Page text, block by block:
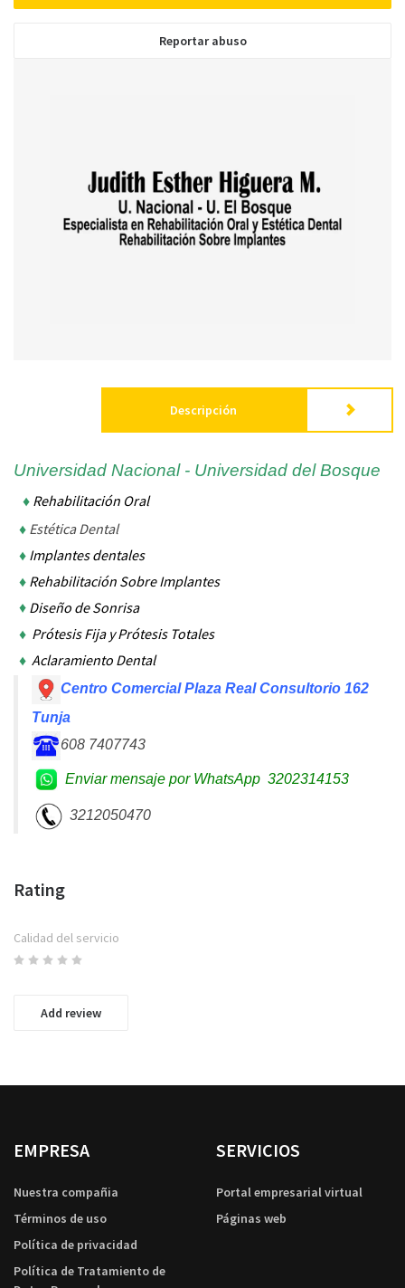
Reportar abuso
Descripción
Universidad Nacional - Universidad del Bosque
♦ Rehabilitación Oral
♦ Estética Dental
♦ Implantes dentales
♦ Rehabilitación Sobre Implantes
♦ Diseño de Sonrisa
♦ Prótesis Fija y Prótesis Totales
♦ Aclaramiento Dental
Centro Comercial Plaza Real Consultorio 162
Tunja
608 7407743
Enviar mensaje por WhatsApp 3202314153
3212050470
Rating
Calidad del servicio
Add review
EMPRESA
Nuestra compañia
Términos de uso
Política de privacidad
Política de Tratamiento de
SERVICIOS
Portal empresarial virtual
Páginas web